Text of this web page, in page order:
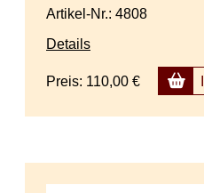
Artikel-Nr.: 4808
Details
Preis: 110,00 €